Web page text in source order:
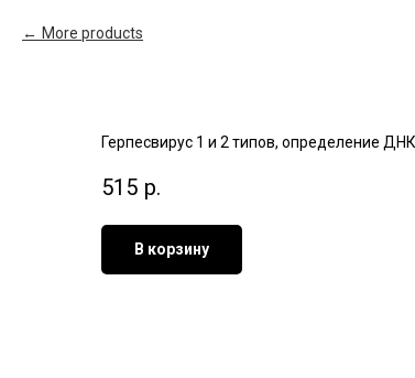
More products
Герпесвирус 1 и 2 типов, определение
515 р.
В корзину